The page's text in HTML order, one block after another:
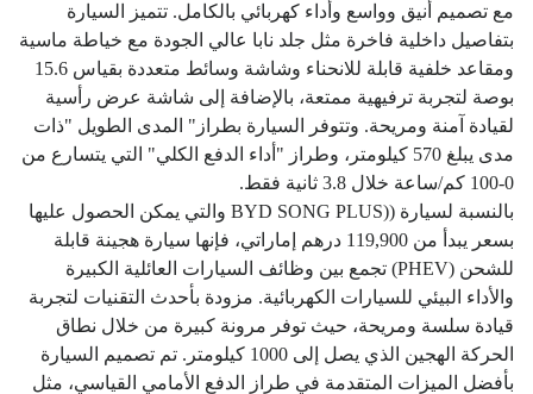
مع تصميم أنيق وواسع وأداء كهربائي بالكامل. تتميز السيارة
بتفاصيل داخلية فاخرة مثل جلد نابا عالي الجودة مع خياطة ماسية
ومقاعد خلفية قابلة للانحناء وشاشة وسائط متعددة بقياس 15.6
بوصة لتجربة ترفيهية ممتعة، بالإضافة إلى شاشة عرض رأسية
لقيادة آمنة ومريحة. وتتوفر السيارة بطراز" المدى الطويل "ذات
مدى يبلغ 570 كيلومتر، وطراز "أداء الدفع الكلي" التي يتسارع من
0-100 كم/ساعة خلال 3.8 ثانية فقط.
بالنسبة لسيارة ((BYD SONG PLUS والتي يمكن الحصول عليها
بسعر يبدأ من 119,900 درهم إماراتي، فإنها سيارة هجينة قابلة
للشحن (PHEV) تجمع بين وظائف السيارات العائلية الكبيرة
والأداء البيئي للسيارات الكهربائية. مزودة بأحدث التقنيات لتجربة
قيادة سلسة ومريحة، حيث توفر مرونة كبيرة من خلال نطاق
الحركة الهجين الذي يصل إلى 1000 كيلومتر. تم تصميم السيارة
بأفضل الميزات المتقدمة في طراز الدفع الأمامي القياسي، مثل